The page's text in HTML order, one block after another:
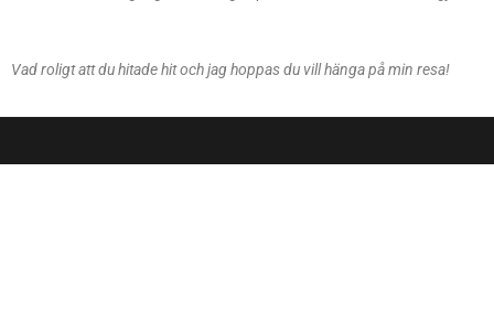
Vad roligt att du hitade hit och jag hoppas du vill hänga på min resa!